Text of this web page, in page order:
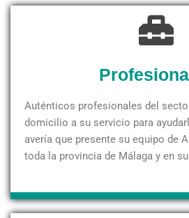
Auténticos profesionales del
domicilio a su servicio para
avería que presente su equipo de
toda la provincia de Málaga y en